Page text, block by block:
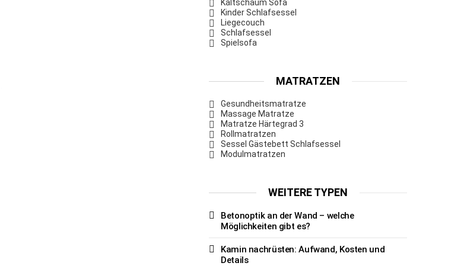
Kaltschaum Sofa
Kinder Schlafsessel
Liegecouch
Schlafsessel
Spielsofa
MATRATZEN
Gesundheitsmatratze
Massage Matratze
Matratze Härtegrad 3
Rollmatratzen
Sessel Gästebett Schlafsessel
Modulmatratzen
WEITERE TYPEN
Betonoptik an der Wand – welche
Möglichkeiten gibt es?
Kamin nachrüsten: Aufwand, Kosten und
Details